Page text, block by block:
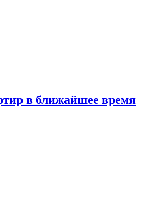
в ближайшее время